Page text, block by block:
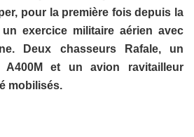
pour la première fois depuis la
exercice militaire aérien avec
Deux chasseurs Rafale, un
et un avion ravitailleur
mobilisés.